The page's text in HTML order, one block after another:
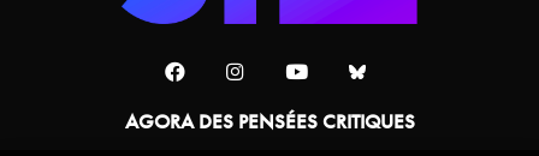
AGORA DES PENSÉES CRITIQUES